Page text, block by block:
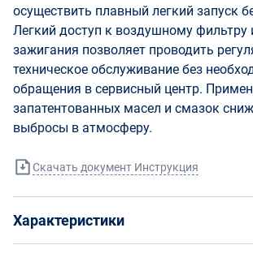
осуществить плавный легкий запуск
Легкий доступ к воздушному фильтру
зажигания позволяет проводить
техническое обслуживание без
обращения в сервисный центр.
запатентованных масел и смазок
выбросы в атмосферу.
Скачать документ Инструкция
Характеристики